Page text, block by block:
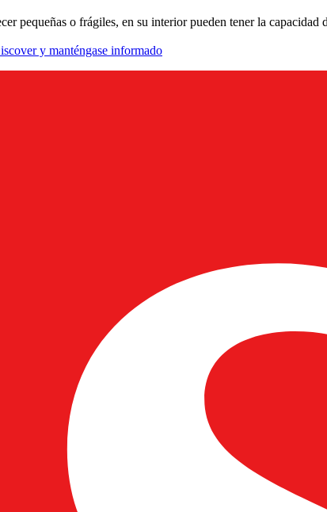
pequeñas o frágiles, en su interior pueden tener la
y manténgase informado